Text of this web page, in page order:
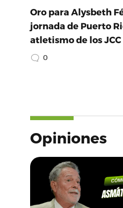
Oro para Alysbeth
jornada de Puerto
atletismo de los JCC
0
Opiniones